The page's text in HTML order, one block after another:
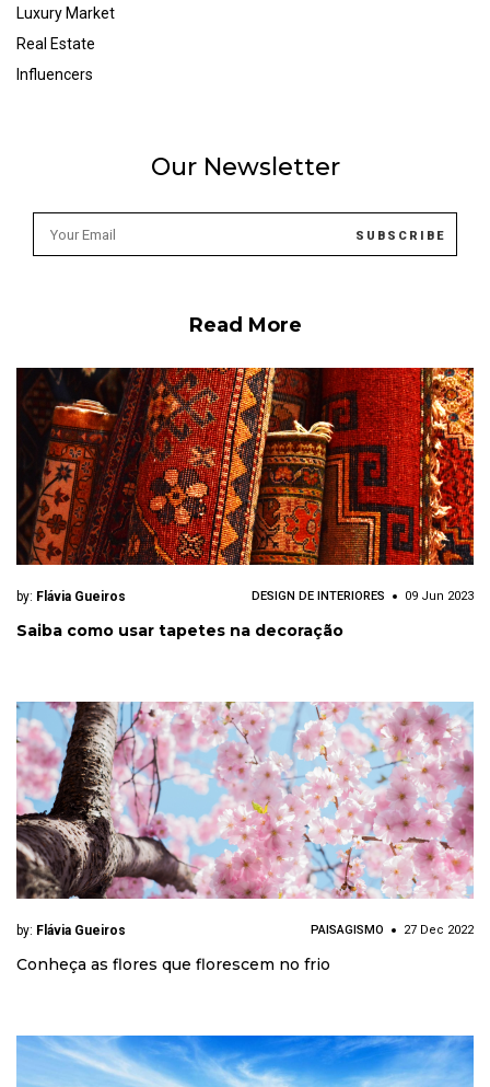
Luxury Market
Real Estate
Influencers
Our Newsletter
Read More
by: Flávia Gueiros DESIGN DE INTERIORES 09 Jun 2023
Saiba como usar tapetes na decoração
by: Flávia Gueiros PAISAGISMO 27 Dec 2022
Conheça as flores que florescem no frio